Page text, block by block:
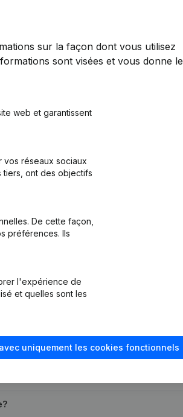
€ 361 274 19,19%
etc...)(NL)
sur la façon dont vous utilisez
sont visées et vous donne le
web et garantissent
vos réseaux sociaux
tiers, ont des objectifs
De cette façon,
préférences. Ils
l'expérience de
et quelles sont les
uniquement les cookies fonctionnels